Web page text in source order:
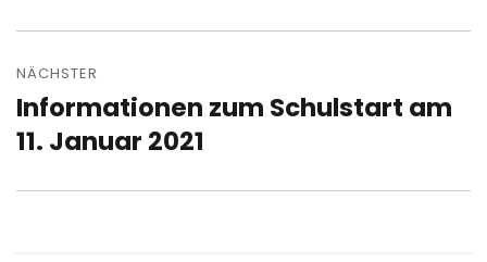
NÄCHSTER
Nächster
Beitrag:
Informationen zum Schulstart am
11. Januar 2021